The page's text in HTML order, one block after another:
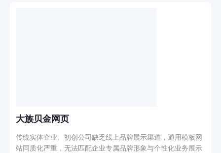
户连WiFi → 跳转认证页 → 验证身份 → 记录在线计时 → 时长
耗尽自动断网 → 生成话单。 AI模型训练下发：选择模型 →
上传图片数据集 → 在线标注 → 提交训练 → 实时看进度 → 完
成后FTP分发设备 → 设备升级生效。
大族贝金网页
传统实体企业、初创公司缺乏线上品牌展示渠道，通用模板网
站同质化严重，无法匹配企业专属品牌形象与个性化业务展示